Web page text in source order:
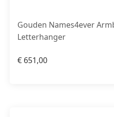
Gouden Names4ever
Letterhanger
€ 651,00